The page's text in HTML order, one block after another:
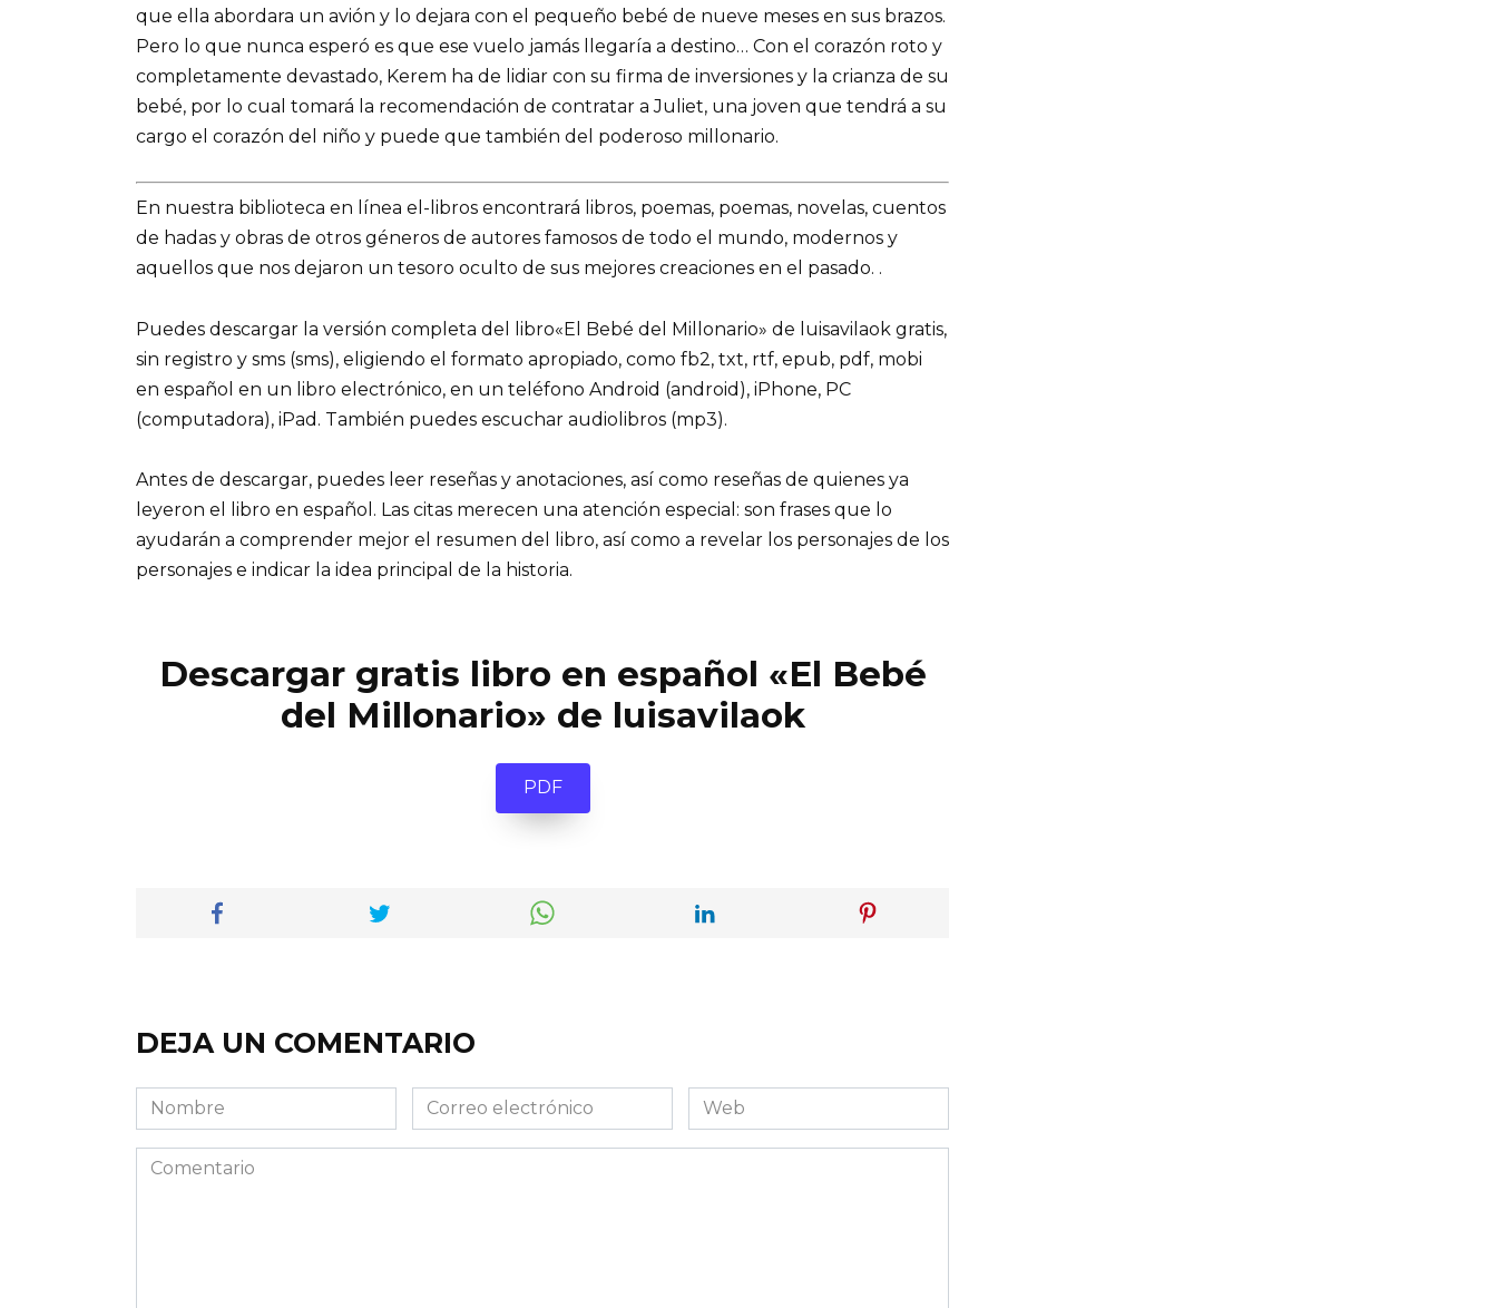
que ella abordara un avión y lo dejara con el pequeño bebé de nueve meses en sus brazos.
Pero lo que nunca esperó es que ese vuelo jamás llegaría a destino… Con el corazón roto y
completamente devastado, Kerem ha de lidiar con su firma de inversiones y la crianza de su
bebé, por lo cual tomará la recomendación de contratar a Juliet, una joven que tendrá a su
cargo el corazón del niño y puede que también del poderoso millonario.
En nuestra biblioteca en línea el-libros encontrará libros, poemas, poemas, novelas, cuentos
de hadas y obras de otros géneros de autores famosos de todo el mundo, modernos y
aquellos que nos dejaron un tesoro oculto de sus mejores creaciones en el pasado. .
Puedes descargar la versión completa del libro«El Bebé del Millonario» de luisavilaok gratis,
sin registro y sms (sms), eligiendo el formato apropiado, como fb2, txt, rtf, epub, pdf, mobi
en español en un libro electrónico, en un teléfono Android (android), iPhone, PC
(computadora), iPad. También puedes escuchar audiolibros (mp3).
Antes de descargar, puedes leer reseñas y anotaciones, así como reseñas de quienes ya
leyeron el libro en español. Las citas merecen una atención especial: son frases que lo
ayudarán a comprender mejor el resumen del libro, así como a revelar los personajes de los
personajes e indicar la idea principal de la historia.
Descargar gratis libro en español «El Bebé
del Millonario» de luisavilaok
PDF
DEJA UN COMENTARIO
Nombre
Correo
electrónico
Web
Comentario